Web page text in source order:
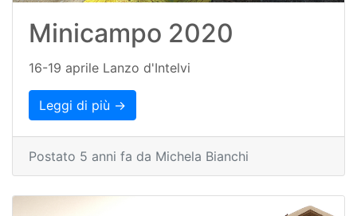
Minicampo 2020
16-19 aprile Lanzo d'Intelvi
Leggi di più →
Postato 5 anni fa da Michela Bianchi